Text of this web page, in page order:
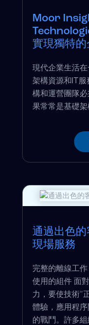
Moor
實現獨特
現代企業生活
架構資源和IT
構和運營團隊
果常常是基礎架
通過出色
現場服務
完整的離線工
使用的組件 面
力，要使技術“
體驗，應用程
的戰鬥。許多